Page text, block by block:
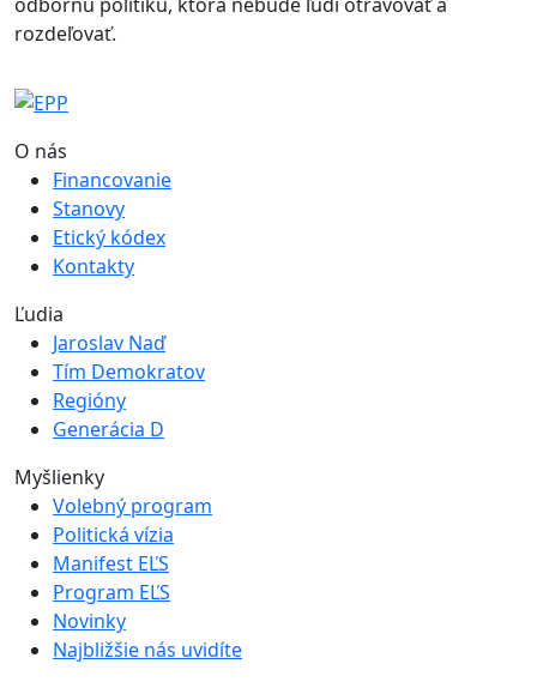
rozdeľovať.
O nás
Financovanie
Stanovy
Etický kódex
Kontakty
Ľudia
Jaroslav Naď
Tím Demokratov
Regióny
Generácia D
Myšlienky
Volebný program
Politická vízia
Manifest EĽS
Program EĽS
Novinky
Najbližšie nás uvidíte